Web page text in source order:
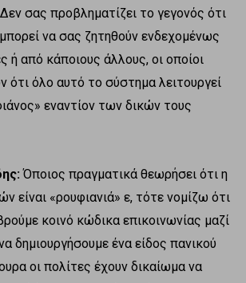
Δεν σας προβληματίζει το γεγονός ότι
να σας ζητηθούν ενδεχομένως
ή από κάποιους άλλους, οι οποίοι
ότι όλο αυτό το σύστημα λειτουργεί
εναντίον των δικών τους
Όποιος πραγματικά θεωρήσει ότι η
είναι «ρουφιανιά» ε, τότε νομίζω ότι
κοινό κώδικα επικοινωνίας μαζί
δημιουργήσουμε ένα είδος πανικού
οι πολίτες έχουν δικαίωμα να